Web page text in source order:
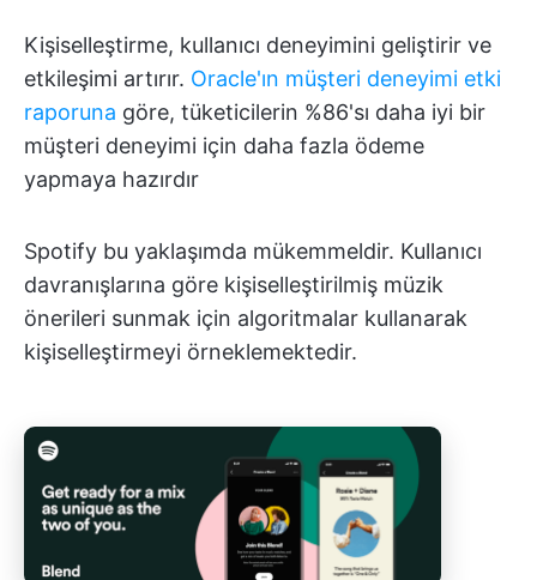
Kişiselleştirme, kullanıcı deneyimini geliştirir ve
etkileşimi artırır. Oracle'ın müşteri deneyimi etki
raporuna göre, tüketicilerin %86'sı daha iyi bir
müşteri deneyimi için daha fazla ödeme
yapmaya hazırdır
Spotify bu yaklaşımda mükemmeldir. Kullanıcı
davranışlarına göre kişiselleştirilmiş müzik
önerileri sunmak için algoritmalar kullanarak
kişiselleştirmeyi örneklemektedir.